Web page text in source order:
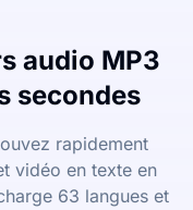
audio MP3
secondes
rapidement
vidéo en texte en
63 langues et